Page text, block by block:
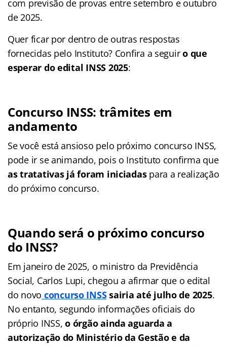
com previsão de provas entre setembro e outubro
de 2025.
Quer ficar por dentro de outras respostas
fornecidas pelo Instituto? Confira a seguiro que
esperar do edital INSS 2025:
Concurso INSS: trâmites em
andamento
Se você está ansioso pelo próximo concurso INSS,
pode ir se animando, pois o Instituto confirma que
as tratativas já foram iniciadaspara a realização
do próximo concurso.
Quando será o próximo concurso
do INSS?
Em janeiro de 2025, o ministro da Previdência
Social, Carlos Lupi, chegou a afirmar que o edital
do novo concurso INSSsairia até julho de 2025.
No entanto, segundo informações oficiais do
próprio INSS,o órgão ainda aguarda a
autorização do Ministério da Gestão e da